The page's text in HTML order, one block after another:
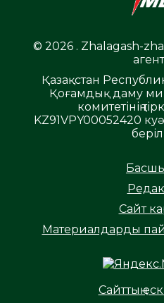
© 2026 . Zhalagash-
Қазақстан
Қоғамдық даму
комитетінің
KZ91VPY00052420
Сайт
Материалдарды
Сайттың